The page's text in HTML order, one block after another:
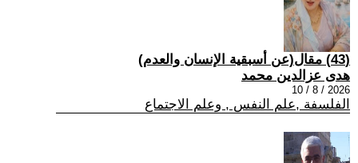
(43) مقال(عن أسبقية الإنسان والعدم)
هدى عزالدين محمد
2026 / 8 / 10
الفلسفة ,علم النفس , وعلم الاجتماع